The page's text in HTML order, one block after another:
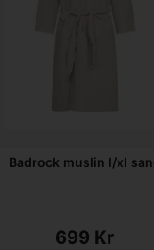
Badrock muslin l/xl
699 Kr